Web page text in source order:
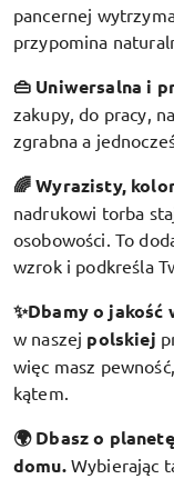
pancernej
przypomina
👜 Uniwersalna i
zakupy, do pracy,
zgrabna a
🌈 Wyrazisty,
nadrukowi torba
osobowości. To
wzrok i podkreśla
✨Dbamy o jakość
w naszej polskiej
więc masz
kątem.
🌍 Dbasz o
domu. Wybierając